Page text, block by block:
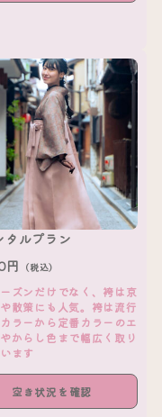
タルプラン
円 （税込）
ズンだけでなく、袴は京
散策にも人気。袴は流行
ラーから定番カラーのエ
からし色まで幅広く取り
ます
空き状況を確認